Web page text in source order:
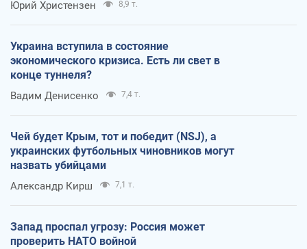
Юрий Христензен 8,9 т.
Украина вступила в состояние
экономического кризиса. Есть ли свет в
конце туннеля?
Вадим Денисенко 7,4 т.
Чей будет Крым, тот и победит (NSJ), а
украинских футбольных чиновников могут
назвать убийцами
Александр Кирш 7,1 т.
Запад проспал угрозу: Россия может
проверить НАТО войной